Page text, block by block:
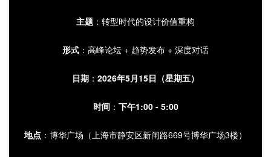
主题 ：转型时代的设计价值重构
形式 ：高峰论坛 + 趋势发布 + 深度对话
日期 ： 2026年5月15日（星期五）
时间： 下午1:00 - 5:00
地点 ：博华广场（上海市静安区新闸路669号博华广场3楼）